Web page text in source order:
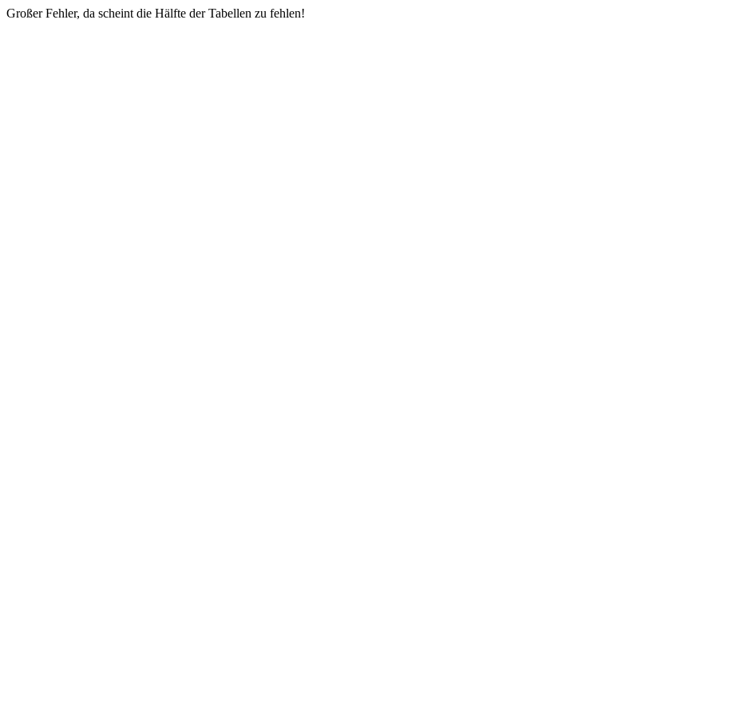
Großer Fehler, da scheint die Hälfte der Tabellen zu fehlen!